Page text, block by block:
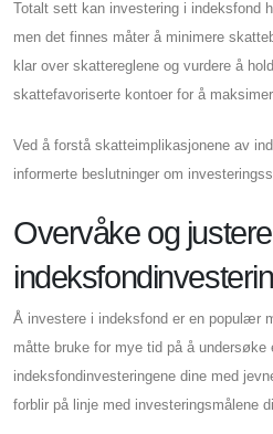
Totalt sett kan investering i indeksfond
men det finnes måter å minimere
klar over skattereglene og vurdere å
skattefavoriserte kontoer for å
Ved å forstå skatteimplikasjonene av
informerte beslutninger om
Overvåke og
Å investere i indeksfond er en populær
måtte bruke for mye tid på å
indeksfondinvesteringene dine med
forblir på linje med investeringsmålene